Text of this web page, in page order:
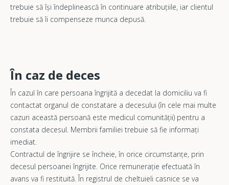
trebuie să își îndeplinească în continuare atribuțiile, iar clientul
trebuie să îi compenseze munca depusă.
În caz de deces
În cazul în care persoana îngrijită a decedat la domiciliu va fi
contactat organul de constatare a decesului (în cele mai multe
cazuri această persoană este medicul comunității) pentru a
constata decesul. Membrii familiei trebuie să fie informați
imediat.
Contractul de îngrijire se încheie, în orice circumstanțe, prin
decesul persoanei îngrijite. Orice remunerație efectuată în
avans va fi restituită. În registrul de cheltuieli casnice se va